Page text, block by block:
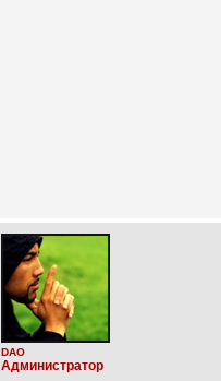
DAO
Администратор